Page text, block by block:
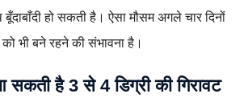
हो सकती है। ऐसा मौसम अगले चार दिनों
भी बने रहने की संभावना है।
सकती है 3 से 4 डिग्री की गिरावट